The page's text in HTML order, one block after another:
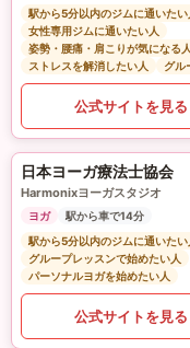
駅から5分以内のジムに通いたい
女性専用ジムに通いたい人
姿勢・腰痛・肩こりが気になる人
ストレスを解消したい人
グル
公式サイトを見る
日本ヨーガ療法士協会
Harmonixヨーガスタジオ
ヨガ
駅から車で14分
駅から5分以内のジムに通いたい
グループレッスンで始めたい人
パーソナルヨガを始めたい人
公式サイトを見る